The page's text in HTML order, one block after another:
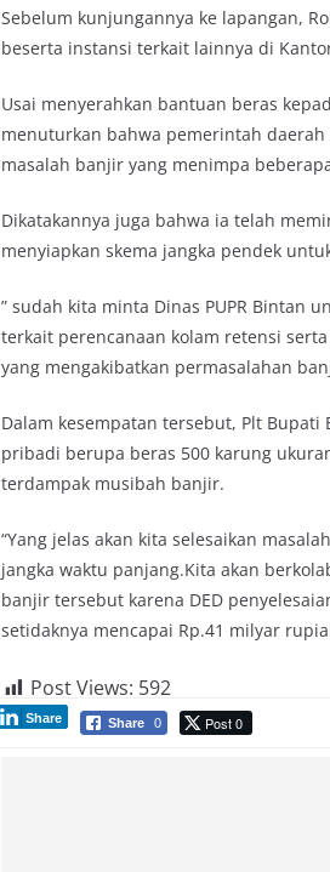
Sebelum kunjungannya ke lapangan,
beserta instansi terkait lainnya di
Usai menyerahkan bantuan beras
menuturkan bahwa pemerintah
masalah banjir yang menimpa
Dikatakannya juga bahwa ia telah
menyiapkan skema jangka pendek
” sudah kita minta Dinas PUPR Bintan
terkait perencanaan kolam retensi
yang mengakibatkan permasalahan
Dalam kesempatan tersebut, Plt
pribadi berupa beras 500 karung
terdampak musibah banjir.
“Yang jelas akan kita selesaikan
jangka waktu panjang.Kita akan
banjir tersebut karena DED
setidaknya mencapai Rp.41 milyar
Post Views: 592
Share 0 Post 0
Share